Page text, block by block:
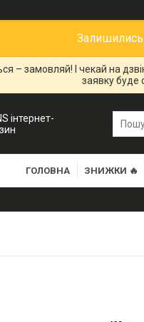
Залишились
– замовляй! І чекай на
заявку буде
інтернет-
ГОЛОВНА ЗНИЖКИ 🔥